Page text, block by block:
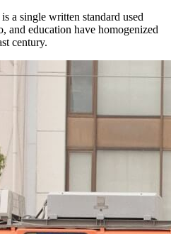
a single written standard used
and education have homogenized
century.